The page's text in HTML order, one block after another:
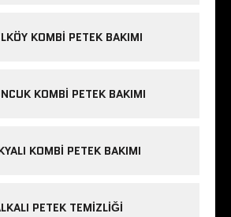
KOMBI PETEK BAKIMI
KOMBI PETEK BAKIMI
KOMBI PETEK BAKIMI
PETEK TEMIZLIĞI